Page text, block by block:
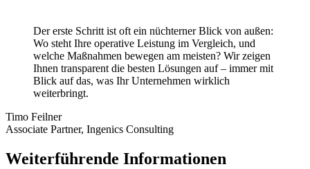
Der erste Schritt ist oft ein nüchterner Blick von außen:
Wo steht Ihre operative Leistung im Vergleich, und
welche Maßnahmen bewegen am meisten? Wir zeigen
Ihnen transparent die besten Lösungen auf – immer mit
Blick auf das, was Ihr Unternehmen wirklich
weiterbringt.
Timo Feilner
Associate Partner, Ingenics Consulting
Weiterführende Informationen